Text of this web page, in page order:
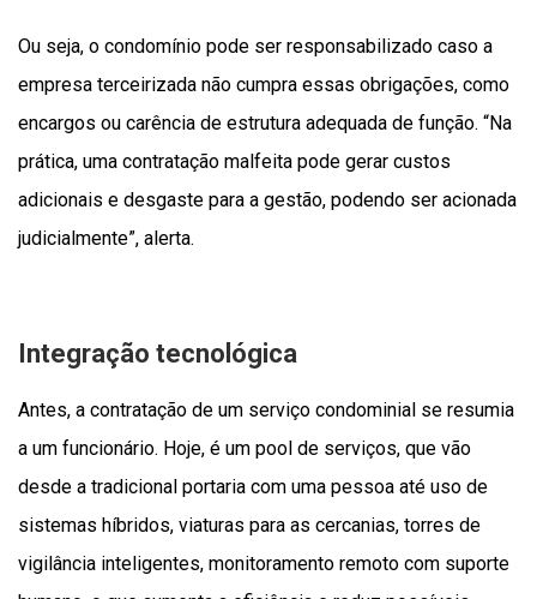
Ou seja, o condomínio pode ser responsabilizado caso a
empresa terceirizada não cumpra essas obrigações, como
encargos ou carência de estrutura adequada de função. “Na
prática, uma contratação malfeita pode gerar custos
adicionais e desgaste para a gestão, podendo ser acionada
judicialmente”, alerta.
Integração tecnológica
Antes, a contratação de um serviço condominial se resumia
a um funcionário. Hoje, é um pool de serviços, que vão
desde a tradicional portaria com uma pessoa até uso de
sistemas híbridos, viaturas para as cercanias, torres de
vigilância inteligentes, monitoramento remoto com suporte